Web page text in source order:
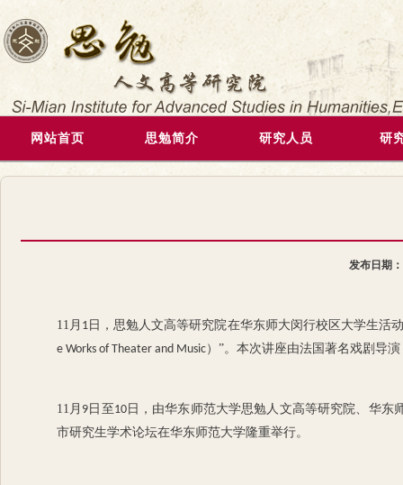
网站首页 思勉简介 研究人员 研
发布日期
11 月 1 日，思勉人文高等研究院在华东师大闵行校区大学生活
e Works of Theater and Music）”。本次讲座由法国著名戏剧导
11 月 9 日至10日，由华东师范大学思勉人文高等研究院、华东
市研究生学术论坛在华东师范大学隆重举行。